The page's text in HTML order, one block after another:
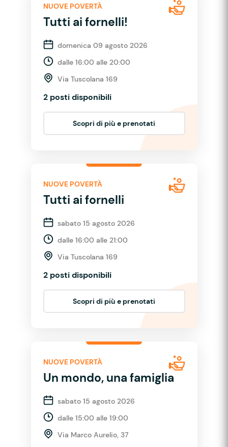
NUOVE POVERTÀ
Tutti ai fornelli!
domenica 09 agosto 2026
dalle 16:00 alle 20:00
Via Tuscolana 169
2 posti disponibili
Scopri di più e prenotati
NUOVE POVERTÀ
Tutti ai fornelli
sabato 15 agosto 2026
dalle 16:00 alle 21:00
Via Tuscolana 169
2 posti disponibili
Scopri di più e prenotati
NUOVE POVERTÀ
Un mondo, una famiglia
sabato 15 agosto 2026
dalle 15:00 alle 19:00
Via Marco Aurelio, 37